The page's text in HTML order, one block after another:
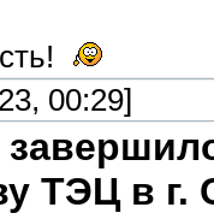
00:29]
ТЭЦ в г.